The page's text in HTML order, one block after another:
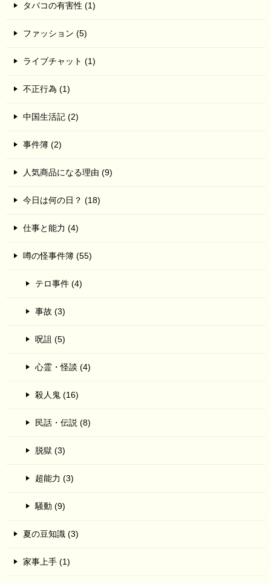
タバコの有害性 (1)
ファッション (5)
ライブチャット (1)
不正行為 (1)
中国生活記 (2)
事件簿 (2)
人気商品になる理由 (9)
今日は何の日？ (18)
仕事と能力 (4)
噂の怪事件簿 (55)
テロ事件 (4)
事故 (3)
呪詛 (5)
心霊・怪談 (4)
殺人鬼 (16)
民話・伝説 (8)
脱獄 (3)
超能力 (3)
騒動 (9)
夏の豆知識 (3)
家事上手 (1)